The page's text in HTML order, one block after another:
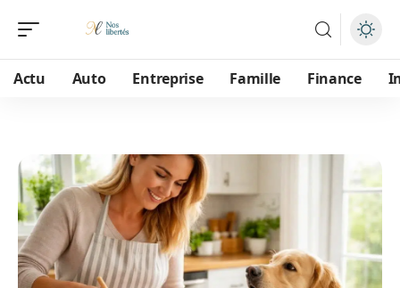
Actu Auto Entreprise Famille Finance